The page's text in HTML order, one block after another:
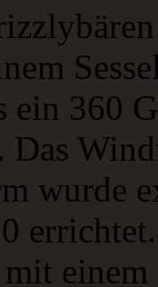
ein 360
wurde
einem